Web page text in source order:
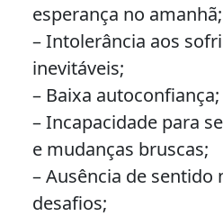
esperança no amanhã;
– Intolerância aos
inevitáveis;
– Baixa autoconfiança;
– Incapacidade para
e mudanças bruscas;
– Ausência de sentido
desafios;